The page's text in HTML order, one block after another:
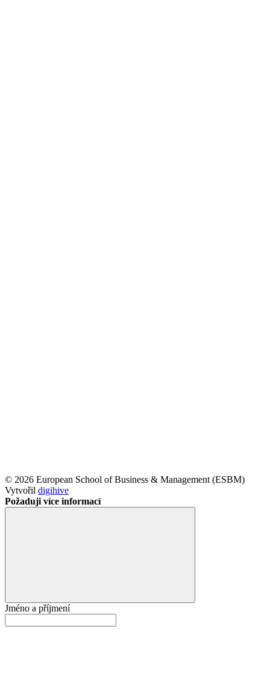
© 2026 European School of Business & Management (ESBM)
Vytvořil digihive
Požaduji více informací
Jméno a příjmení